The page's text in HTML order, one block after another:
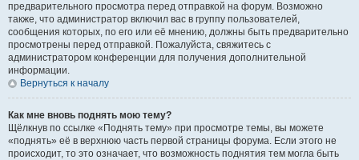
предварительного просмотра перед отправкой на форум. Возможно
также, что администратор включил вас в группу пользователей,
сообщения которых, по его или её мнению, должны быть предварительно
просмотрены перед отправкой. Пожалуйста, свяжитесь с
администратором конференции для получения дополнительной
информации.
Вернуться к началу
Как мне вновь поднять мою тему?
Щёлкнув по ссылке «Поднять тему» при просмотре темы, вы можете
«поднять» её в верхнюю часть первой страницы форума. Если этого не
происходит, то это означает, что возможность поднятия тем могла быть